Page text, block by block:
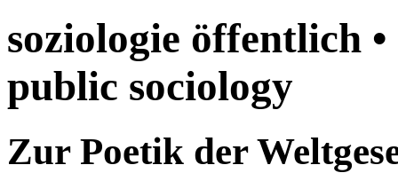
soziologie öffentlich
public sociology
Zur Poetik der